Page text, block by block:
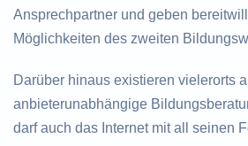
Ansprechpartner und geben
Möglichkeiten des zweiten
Darüber hinaus existieren vielerorts
anbieterunabhängige
darf auch das Internet mit all seinen